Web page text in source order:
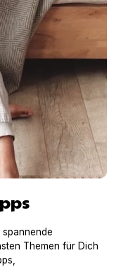
spannende
Themen für Dich